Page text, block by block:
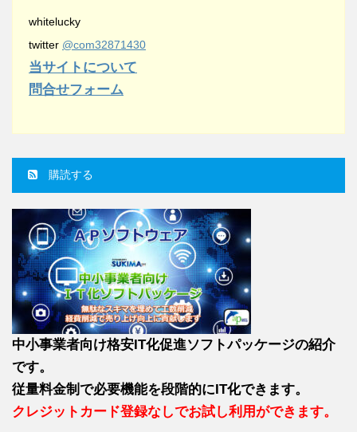
whitelucky
twitter @com32871430
当サイトについて
問合せフォーム
購読する
中小事業者向け格安IT化促進ソフトパッケージの紹介
です。
従量料金制で必要機能を段階的にIT化できます。
クレジットカード登録なしでお試し利用ができます。